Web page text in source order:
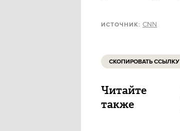
ИСТОЧНИК: CNN
СКОПИРОВАТЬ ССЫЛКУ
Читайте
также